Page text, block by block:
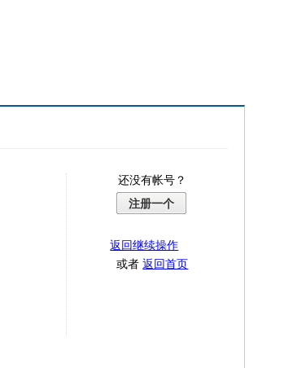
还没有帐号？
注册一个
返回继续操作
或者返回首页